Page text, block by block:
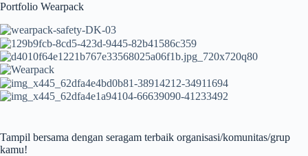
Portfolio Wearpack
Tampil bersama dengan seragam terbaik organisasi/komunitas/grup
kamu!